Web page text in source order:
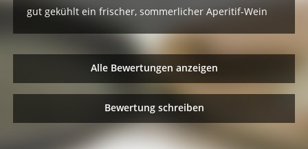
gut gekühlt ein frischer, sommerlicher Aperitif-Wein
Alle Bewertungen anzeigen
Bewertung schreiben